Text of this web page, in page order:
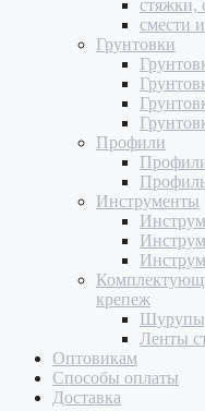
стяжки,
смести
Грунтовки
Профили
Инструменты
крепеж
Шурупы,
Ленты
Оптовикам
Способы оплаты
Доставка